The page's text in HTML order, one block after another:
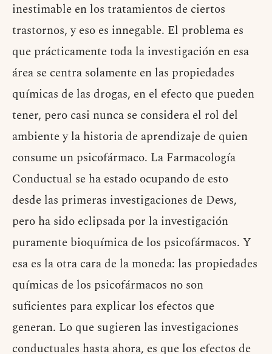
inestimable en los tratamientos de ciertos
trastornos, y eso es innegable. El problema es
que prácticamente toda la investigación en esa
área se centra solamente en las propiedades
químicas de las drogas, en el efecto que pueden
tener, pero casi nunca se considera el rol del
ambiente y la historia de aprendizaje de quien
consume un psicofármaco. La Farmacología
Conductual se ha estado ocupando de esto
desde las primeras investigaciones de Dews,
pero ha sido eclipsada por la investigación
puramente bioquímica de los psicofármacos. Y
esa es la otra cara de la moneda: las propiedades
químicas de los psicofármacos no son
suficientes para explicar los efectos que
generan. Lo que sugieren las investigaciones
conductuales hasta ahora, es que los efectos de